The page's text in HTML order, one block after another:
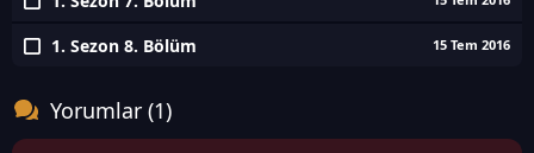
1. Sezon 8. Bölüm 15 Tem 2016
Yorumlar (1)